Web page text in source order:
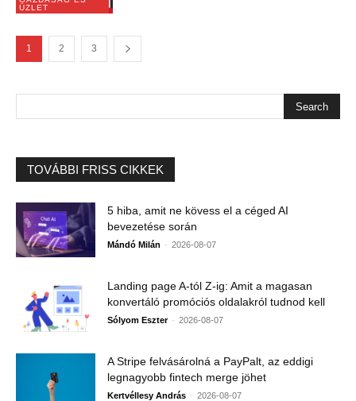
ÜZLET
1 2 3
TOVÁBBI FRISS CIKKEK
5 hiba, amit ne kövess el a céged AI
bevezetése során
Mándó Milán - 2026-08-07
Landing page A-tól Z-ig: Amit a magasan
konvertáló promóciós oldalakról tudnod kell
Sólyom Eszter - 2026-08-07
A Stripe felvásárolná a PayPalt, az eddigi
legnagyobb fintech merge jöhet
Kertvéllesy András - 2026-08-07